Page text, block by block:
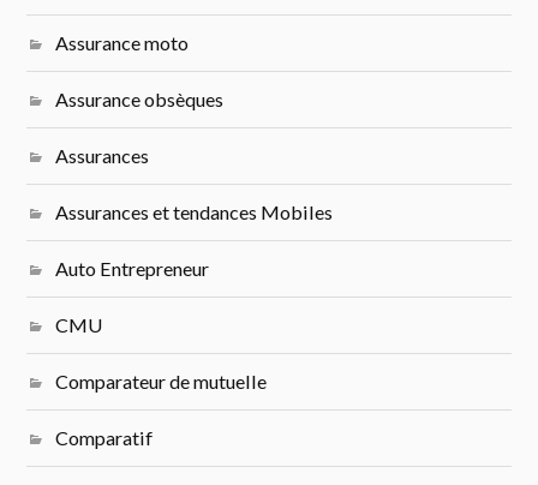
Assurance moto
Assurance obsèques
Assurances
Assurances et tendances Mobiles
Auto Entrepreneur
CMU
Comparateur de mutuelle
Comparatif